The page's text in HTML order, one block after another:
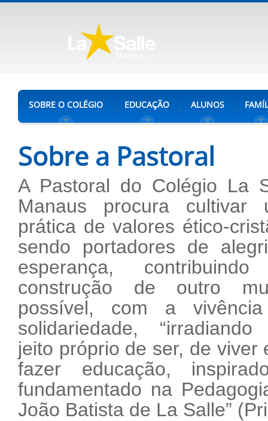
SOBRE O COLÉGIO EDUCAÇÃO ALUNOS
Sobre a Pastoral
A Pastoral do Colégio La
Manaus procura cultivar
prática de valores ético-
sendo portadores de
esperança,
construção de outro
possível, com a
solidariedade,
jeito próprio de ser, de viver
fazer educação,
fundamentado na
João Batista de La Salle”